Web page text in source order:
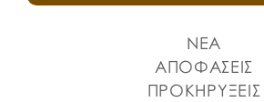
ΝΕΑ
ΑΠΟΦΑΣΕΙΣ
ΠΡΟΚΗΡΥΞΕΙΣ